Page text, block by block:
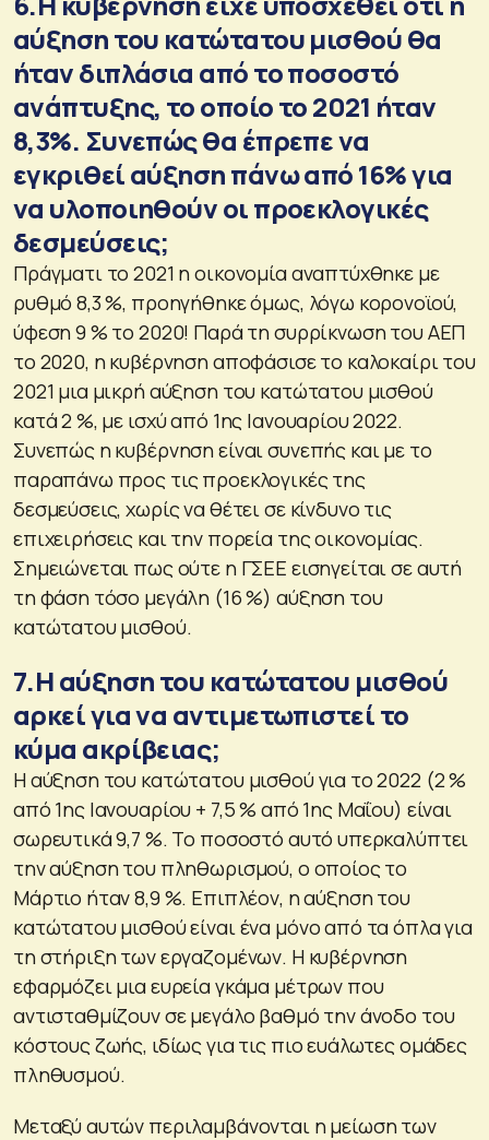
αύξηση του κατώτατου μισθού θα
ήταν διπλάσια από το ποσοστό
ανάπτυξης, το οποίο το 2021 ήταν
8,3%. Συνεπώς θα έπρεπε να
εγκριθεί αύξηση πάνω από 16% για
να υλοποιηθούν οι προεκλογικές
δεσμεύσεις;
Πράγματι το 2021 η οικονομία αναπτύχθηκε με
ρυθμό 8,3 %, προηγήθηκε όμως, λόγω κορονοϊού,
ύφεση 9 % το 2020! Παρά τη συρρίκνωση του ΑΕΠ
το 2020, η κυβέρνηση αποφάσισε το καλοκαίρι του
2021 μια μικρή αύξηση του κατώτατου μισθού
κατά 2 %, με ισχύ από 1ης Ιανουαρίου 2022.
Συνεπώς η κυβέρνηση είναι συνεπής και με το
παραπάνω προς τις προεκλογικές της
δεσμεύσεις, χωρίς να θέτει σε κίνδυνο τις
επιχειρήσεις και την πορεία της οικονομίας.
Σημειώνεται πως ούτε η ΓΣΕΕ εισηγείται σε αυτή
τη φάση τόσο μεγάλη (16 %) αύξηση του
κατώτατου μισθού.
7.Η αύξηση του κατώτατου μισθού
αρκεί για να αντιμετωπιστεί το
κύμα ακρίβειας;
Η αύξηση του κατώτατου μισθού για το 2022 (2 %
από 1ης Ιανουαρίου + 7,5 % από 1ης Μαΐου) είναι
σωρευτικά 9,7 %. Το ποσοστό αυτό υπερκαλύπτει
την αύξηση του πληθωρισμού, ο οποίος το
Μάρτιο ήταν 8,9 %. Επιπλέον, η αύξηση του
κατώτατου μισθού είναι ένα μόνο από τα όπλα για
τη στήριξη των εργαζομένων. Η κυβέρνηση
εφαρμόζει μια ευρεία γκάμα μέτρων που
αντισταθμίζουν σε μεγάλο βαθμό την άνοδο του
κόστους ζωής, ιδίως για τις πιο ευάλωτες ομάδες
πληθυσμού.
Μεταξύ αυτών περιλαμβάνονται η μείωση των